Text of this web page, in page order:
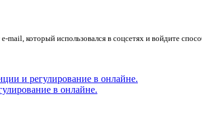
который использовался в соцсетях и войдите
в онлайне.